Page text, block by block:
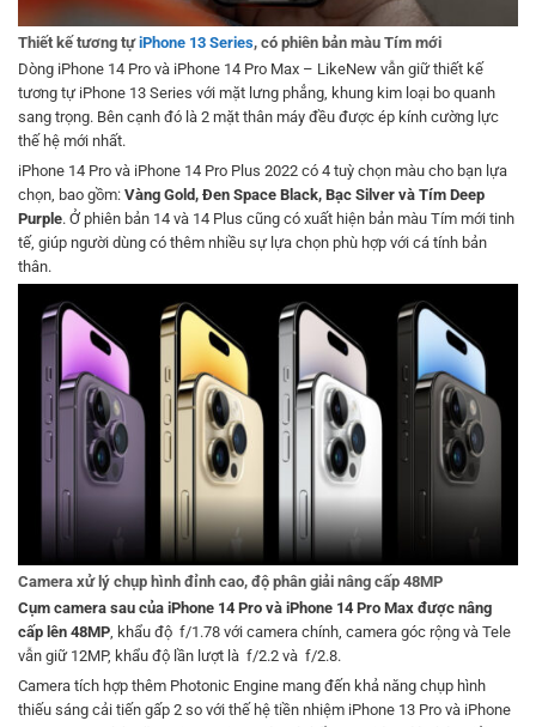
Thiết kế tương tựiPhone 13 Series, có phiên bản màu Tím mới
Dòng iPhone 14 Pro và iPhone 14 Pro Max – LikeNew vẫn giữ thiết kế
tương tự iPhone 13 Series với mặt lưng phẳng, khung kim loại bo quanh
sang trọng. Bên cạnh đó là 2 mặt thân máy đều được ép kính cường lực
thế hệ mới nhất.
iPhone 14 Pro và iPhone 14 Pro Plus 2022 có 4 tuỳ chọn màu cho bạn lựa
chọn, bao gồm: Vàng Gold, Đen Space Black, Bạc Silver và Tím Deep
Purple. Ở phiên bản 14 và 14 Plus cũng có xuất hiện bản màu Tím mới tinh
tế, giúp người dùng có thêm nhiều sự lựa chọn phù hợp với cá tính bản
thân.
Camera xử lý chụp hình đỉnh cao, độ phân giải nâng cấp 48MP
Cụm camera sau của iPhone 14 Pro và iPhone 14 Pro Max được nâng
cấp lên 48MP, khẩu độ f/1.78 với camera chính, camera góc rộng và Tele
vẫn giữ 12MP, khẩu độ lần lượt là f/2.2 và f/2.8.
Camera tích hợp thêm Photonic Engine mang đến khả năng chụp hình
thiếu sáng cải tiến gấp 2 so với thế hệ tiền nhiệm iPhone 13 Pro và iPhone